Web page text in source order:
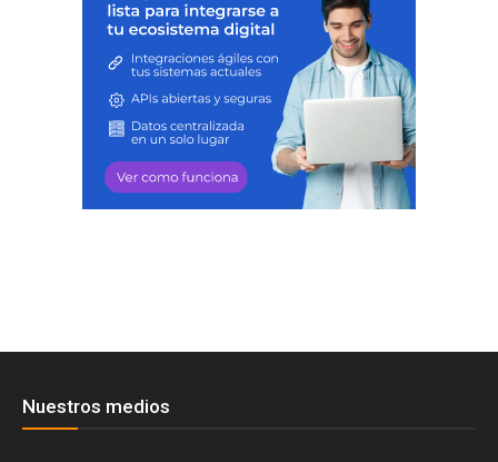
Nuestros medios